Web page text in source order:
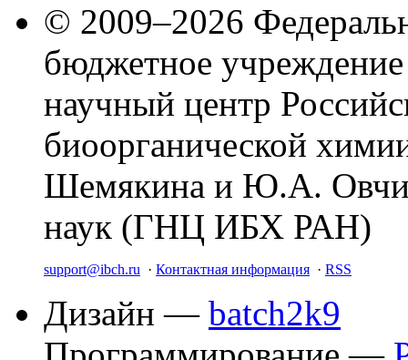
© 2009–2026
бюджетное
научный центр
биоорганической
Шемякина и Ю.А.
наук (ГНЦ ИБХ РАН)
support@ibch.ru · Контактная информация · RSS
Дизайн — batch2k9